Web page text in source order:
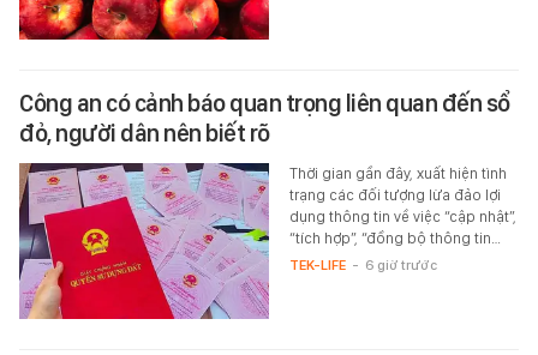
Công an có cảnh báo quan trọng liên quan đến sổ
đỏ, người dân nên biết rõ
Thời gian gần đây, xuất hiện tình
trạng các đối tượng lừa đảo lợi
dụng thông tin về việc “cập nhật”,
“tích hợp”, “đồng bộ thông tin…
TEK-LIFE - 6 giờ trước